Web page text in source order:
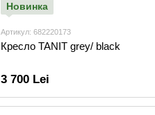
Новинка
Артикул: 682220173
Кресло TANIT grey/ black
3 700 Lei